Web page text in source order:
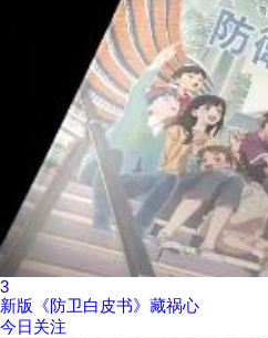
3
新版《防卫白皮书》藏祸心
今日关注